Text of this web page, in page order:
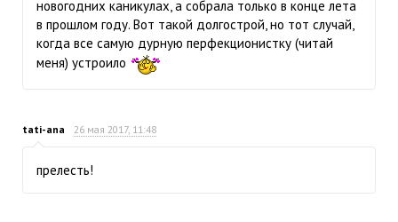
новогодних каникулах, а собрала только в конце лета
в прошлом году. Вот такой долгострой, но тот случай,
когда все самую дурную перфекционистку (читай
меня) устроило
tati-ana 26 мая 2017, 11:48
прелесть!